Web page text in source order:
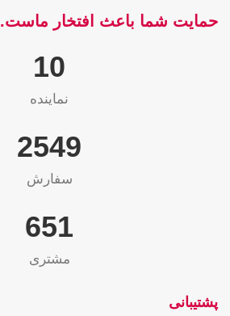
حمایت شما باعث افتخار ماست.
10
نماینده
2565
سفارش
655
مشتری
پشتیبانی